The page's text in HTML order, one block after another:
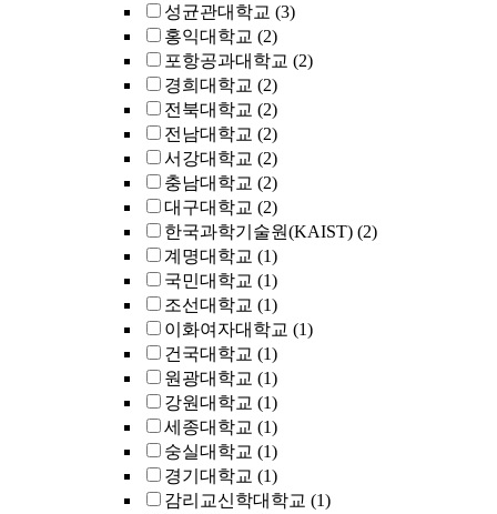
성균관대학교 (3)
홍익대학교 (2)
포항공과대학교 (2)
경희대학교 (2)
전북대학교 (2)
전남대학교 (2)
서강대학교 (2)
충남대학교 (2)
대구대학교 (2)
한국과학기술원(KAIST) (2)
계명대학교 (1)
국민대학교 (1)
조선대학교 (1)
이화여자대학교 (1)
건국대학교 (1)
원광대학교 (1)
강원대학교 (1)
세종대학교 (1)
숭실대학교 (1)
경기대학교 (1)
감리교신학대학교 (1)